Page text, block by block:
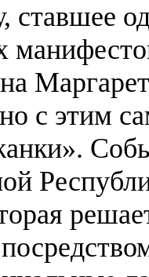
ставшее
с этим